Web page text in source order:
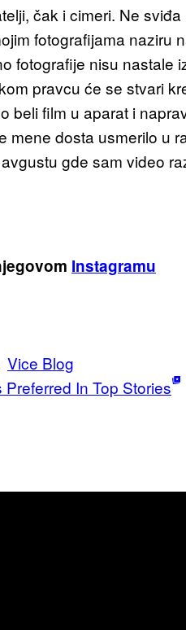
čak i cimeri. Ne
fotografijama naziru
fotografije nisu nastale
pravcu će se stvari
beli film u aparat i
mene dosta usmerilo u
gde sam video
Instagramu
Vice Blog
Preferred In Top Stories